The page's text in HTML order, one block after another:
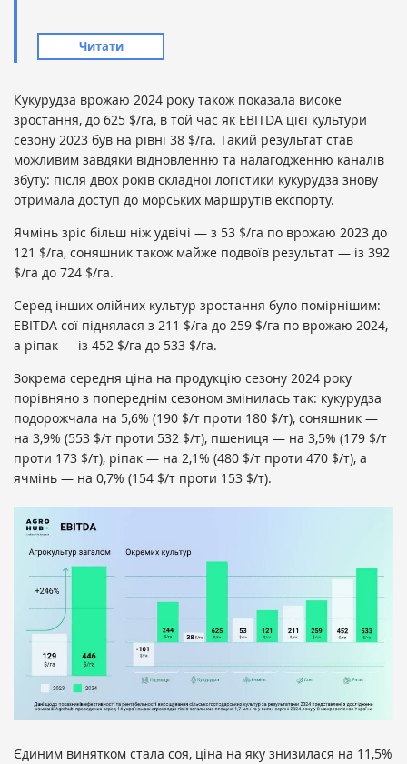
Читати
Кукурудза врожаю 2024 року також показала високе
зростання, до 625 $/га, в той час як EBITDA цієї культури
сезону 2023 був на рівні 38 $/га. Такий результат став
можливим завдяки відновленню та налагодженню каналів
збуту: після двох років складної логістики кукурудза знову
отримала доступ до морських маршрутів експорту.
Ячмінь зріс більш ніж удвічі — з 53 $/га по врожаю 2023 до
121 $/га, соняшник також майже подвоїв результат — із 392
$/га до 724 $/га.
Серед інших олійних культур зростання було помірнішим:
EBITDA сої піднялася з 211 $/га до 259 $/га по врожаю 2024,
а ріпак — із 452 $/га до 533 $/га.
Зокрема середня ціна на продукцію сезону 2024 року
порівняно з попереднім сезоном змінилась так: кукурудза
подорожчала на 5,6% (190 $/т проти 180 $/т), соняшник —
на 3,9% (553 $/т проти 532 $/т), пшениця — на 3,5% (179 $/т
проти 173 $/т), ріпак — на 2,1% (480 $/т проти 470 $/т), а
ячмінь — на 0,7% (154 $/т проти 153 $/т).
Єдиним винятком стала соя, ціна на яку знизилася на 11,5%